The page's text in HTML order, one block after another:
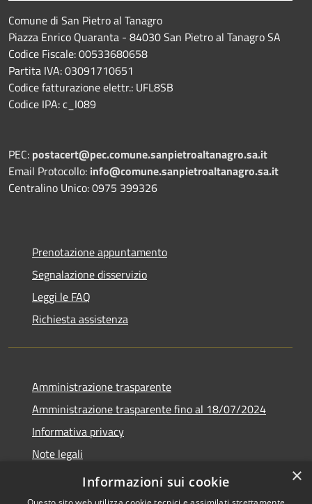
Comune di San Pietro al Tanagro
Piazza Enrico Quaranta - 84030 San Pietro al Tanagro SA
Codice Fiscale: 00533680658
Partita IVA: 03091710651
Codice fatturazione elettr.: UFL8SB
Codice IPA: c_I089
PEC: postacert@pec.comune.sanpietroaltanagro.sa.it
Email Protocollo: info@comune.sanpietroaltanagro.sa.it
Centralino Unico: 0975 399326
Prenotazione appuntamento
Segnalazione disservizio
Leggi le FAQ
Richiesta assistenza
Amministrazione trasparente
Amministrazione trasparente fino al 18/07/2024
Informativa privacy
Note legali
Dichiarazione di accessibilità
×
Informazioni sui cookie